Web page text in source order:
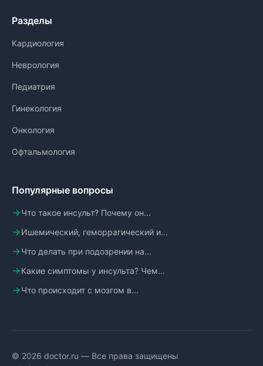
Разделы
Кардиология
Неврология
Педиатрия
Гинекология
Онкология
Офтальмология
Популярные вопросы
Что такое инсульт? Почему он...
Ишемический, геморрагический и...
Что делать при подозрении на...
Какие симптомы у инсульта? Чем...
Что происходит с мозгом в...
© 2026 doctor.ru — Все права защищены